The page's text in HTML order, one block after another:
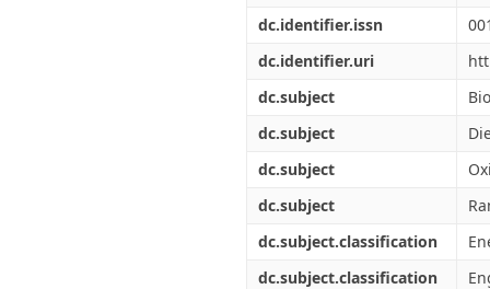
dc.identifier.issn
dc.identifier.uri
dc.subject
dc.subject
dc.subject
dc.subject
dc.subject.classification
dc.subject.classification